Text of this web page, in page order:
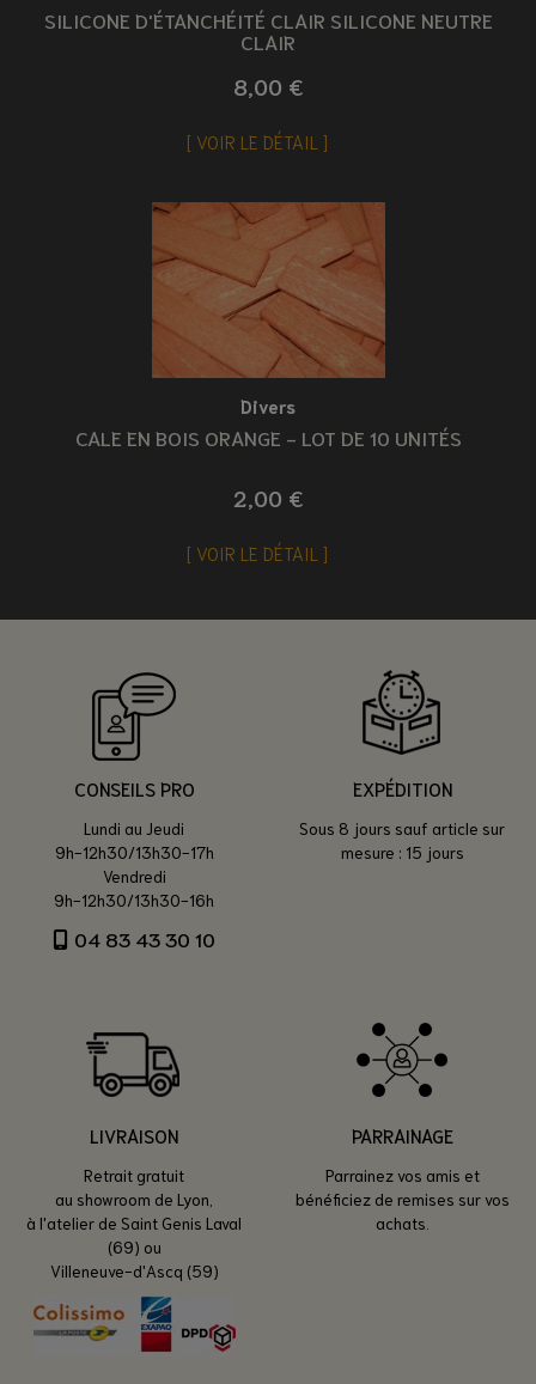
SILICONE D'ÉTANCHÉITÉ CLAIR SILICONE NEUTRE
CLAIR
8,00 €
VOIR LE DÉTAIL
Divers
CALE EN BOIS ORANGE - LOT DE 10 UNITÉS
2,00 €
VOIR LE DÉTAIL
CONSEILS PRO
Lundi au Jeudi
9h-12h30/13h30-17h
Vendredi
9h-12h30/13h30-16h
04 83 43 30 10
EXPÉDITION
Sous 8 jours sauf article sur
mesure : 15 jours
LIVRAISON
Retrait gratuit
au showroom de Lyon,
à l'atelier de Saint Genis Laval
(69) ou
Villeneuve-d'Ascq (59)
PARRAINAGE
Parrainez vos amis et
bénéficiez de remises sur vos
achats.